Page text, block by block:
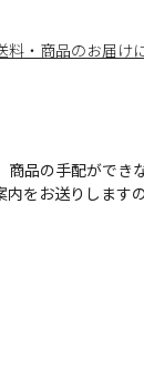
料・商品のお届け
品の手配ができ
をお送りします